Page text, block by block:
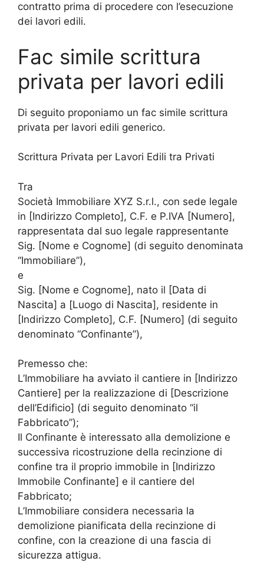
contratto prima di procedere con l’esecuzione
dei lavori edili.
Fac simile scrittura
privata per lavori edili
Di seguito proponiamo un fac simile scrittura
privata per lavori edili generico.
Scrittura Privata per Lavori Edili tra Privati
Tra
Società Immobiliare XYZ S.r.l., con sede legale
in [Indirizzo Completo], C.F. e P.IVA [Numero],
rappresentata dal suo legale rappresentante
Sig. [Nome e Cognome] (di seguito denominata
“Immobiliare”),
e
Sig. [Nome e Cognome], nato il [Data di
Nascita] a [Luogo di Nascita], residente in
[Indirizzo Completo], C.F. [Numero] (di seguito
denominato “Confinante”),
Premesso che:
L’Immobiliare ha avviato il cantiere in [Indirizzo
Cantiere] per la realizzazione di [Descrizione
dell’Edificio] (di seguito denominato “il
Fabbricato”);
Il Confinante è interessato alla demolizione e
successiva ricostruzione della recinzione di
confine tra il proprio immobile in [Indirizzo
Immobile Confinante] e il cantiere del
Fabbricato;
L’Immobiliare considera necessaria la
demolizione pianificata della recinzione di
confine, con la creazione di una fascia di
sicurezza attigua.